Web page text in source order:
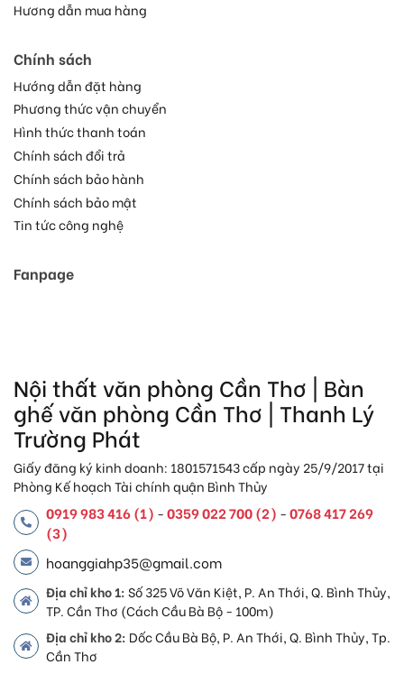
Hương dẫn mua hàng
Chính sách
Hướng dẫn đặt hàng
Phương thức vận chuyển
Hình thức thanh toán
Chính sách đổi trả
Chính sách bảo hành
Chính sách bảo mật
Tin tức công nghệ
Fanpage
Nội thất văn phòng Cần Thơ | Bàn
ghế văn phòng Cần Thơ | Thanh Lý
Trường Phát
Giấy đăng ký kinh doanh: 1801571543 cấp ngày 25/9/2017 tại
Phòng Kế hoạch Tài chính quận Bình Thủy
0919 983 416 (1) -0359 022 700 (2) -0768 417 269
(3)
hoanggiahp35@gmail.com
Địa chỉ kho 1:Số 325 Võ Văn Kiệt, P. An Thới, Q. Bình Thủy,
TP. Cần Thơ (Cách Cầu Bà Bộ - 100m)
Địa chỉ kho 2: Dốc Cầu Bà Bộ, P. An Thới, Q. Bình Thủy, Tp.
Cần Thơ